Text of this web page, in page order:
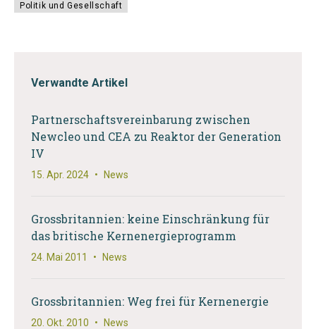
Politik und Gesellschaft
Verwandte Artikel
Partnerschaftsvereinbarung zwischen
Newcleo und CEA zu Reaktor der Generation
IV
15. Apr. 2024 • News
Grossbritannien: keine Einschränkung für
das britische Kernenergieprogramm
24. Mai 2011 • News
Grossbritannien: Weg frei für Kernenergie
20. Okt. 2010 • News